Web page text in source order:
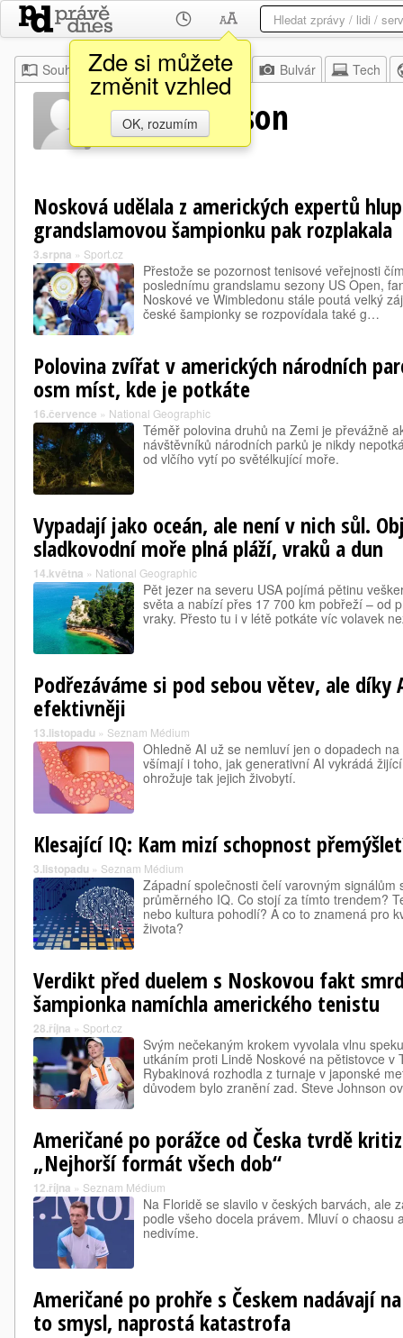
Zde si můžete
změnit vzhled
OK, rozumím
Souhrn Moje Z domova Bulvár Tech
Steve Johnson
Nosková udělala z amerických expertů
grandslamovou šampionku pak rozplakala
3.srpna » Sport.cz
Přestože se pozornost tenisové veřejnosti
poslednímu grandslamu sezony US Open,
Noskové ve Wimbledonu stále poutá velký
české šampionky se rozpovídala také g…
Polovina zvířat v amerických národních
osm míst, kde je potkáte
16.července » National Geographic
Téměř polovina druhů na Zemi je převážně
návštěvníků národních parků je nikdy
od vlčího vytí po světélkující moře.
Vypadají jako oceán, ale není v nich sůl.
sladkovodní moře plná pláží, vraků a dun
14.května » National Geographic
Pět jezer na severu USA pojímá pětinu
světa a nabízí přes 17 700 km pobřeží – od
vraky. Přesto tu i v létě potkáte víc volavek
Podřezáváme si pod sebou větev, ale díky
efektivněji
13.listopadu » Seznam Médium
Ohledně AI už se nemluví jen o dopadech
všímají i toho, jak generativní AI vykrádá
ohrožuje tak jejich živobytí.
Klesající IQ: Kam mizí schopnost
3.listopadu » Seznam Médium
Západní společnosti čelí varovným signálům
průměrného IQ. Co stojí za tímto trendem?
nebo kultura pohodlí? A co to znamená pro
života?
Verdikt před duelem s Noskovou fakt
šampionka namíchla amerického tenistu
28.října » Sport.cz
Svým nečekaným krokem vyvolala vlnu
utkáním proti Lindě Noskové na pětistovce v
Rybakinová rozhodla z turnaje v japonské
důvodem bylo zranění zad. Steve Johnson
Američané po porážce od Česka tvrdě
„Nejhorší formát všech dob“
12.října » Seznam Médium
Na Floridě se slavilo v českých barvách, ale
podle všeho docela právem. Mluví o chaosu
nedivíme.
Američané po prohře s Českem nadávají
to smysl, naprostá katastrofa